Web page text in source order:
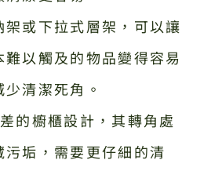
架或下拉式層架，可以讓
以觸及的物品變得容易
清潔死角。
的櫥櫃設計，其轉角處
垢，需要更仔細的清